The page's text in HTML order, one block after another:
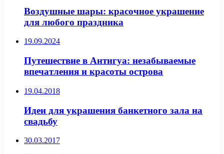
Воздушные шары: красочное украшение
для любого праздника
19.09.2024
Путешествие в Антигуа: незабываемые
впечатления и красоты острова
19.04.2018
Идеи для украшения банкетного зала на
свадьбу
30.03.2017